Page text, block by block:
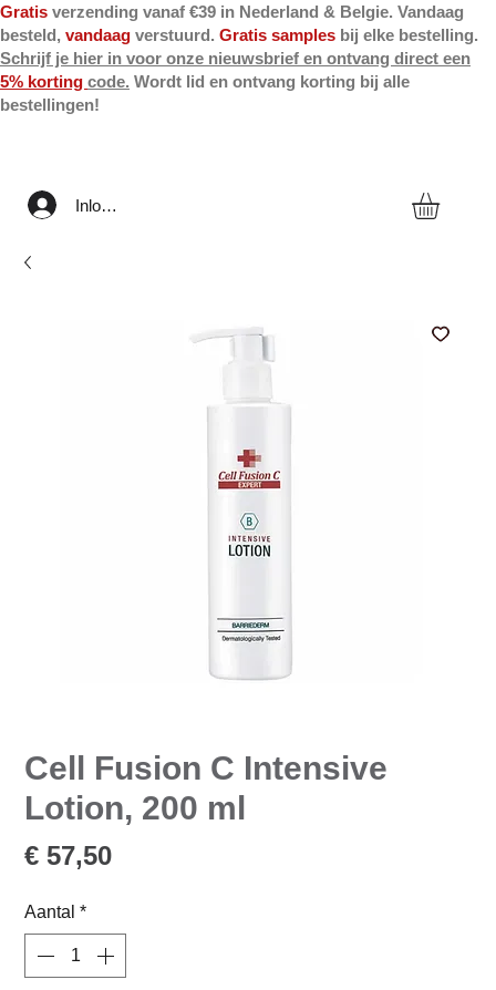
Gratis verzending vanaf €39 in Nederland & Belgie. Vandaag
besteld, vandaag verstuurd. Gratis samples bij elke bestelling.
Schrijf je hier in voor onze nieuwsbrief en ontvang direct een
5% korting code. Wordt lid en ontvang korting bij alle
bestellingen!
Inloggen
Cell Fusion C Intensive
Lotion, 200 ml
€ 57,50Prijs
Aantal *